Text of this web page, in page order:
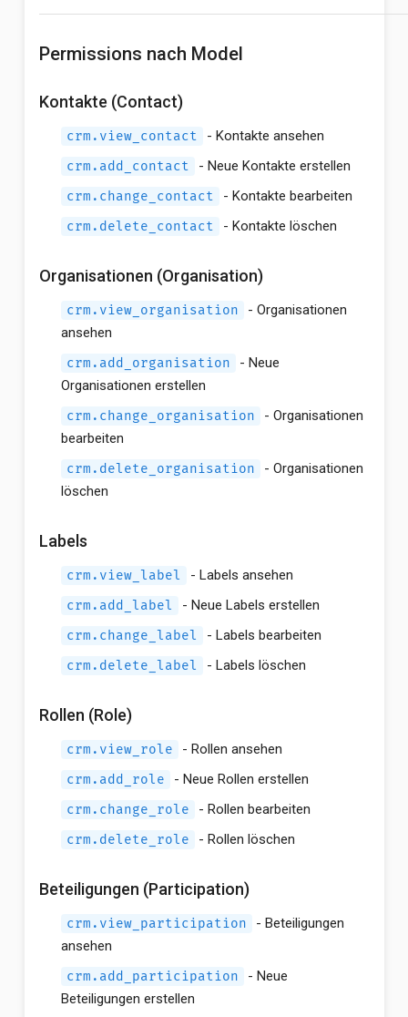
Permissions nach Model
Kontakte (Contact)
crm.view_contact - Kontakte ansehen
crm.add_contact - Neue Kontakte erstellen
crm.change_contact - Kontakte bearbeiten
crm.delete_contact - Kontakte löschen
Organisationen (Organisation)
crm.view_organisation
- Organisationen
ansehen
crm.add_organisation
- Neue
Organisationen erstellen
crm.change_organisation
- Organisationen
bearbeiten
crm.delete_organisation
- Organisationen
löschen
Labels
crm.view_label - Labels ansehen
crm.add_label - Neue Labels erstellen
crm.change_label - Labels bearbeiten
crm.delete_label - Labels löschen
Rollen (Role)
crm.view_role - Rollen ansehen
crm.add_role - Neue Rollen erstellen
crm.change_role - Rollen bearbeiten
crm.delete_role - Rollen löschen
Beteiligungen (Participation)
crm.view_participation
- Beteiligungen
ansehen
crm.add_participation
- Neue
Beteiligungen erstellen